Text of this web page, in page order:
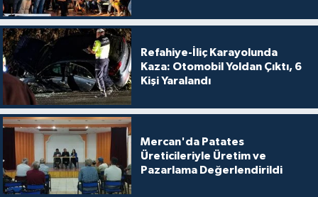
Refahiye-İliç Karayolunda
Kaza: Otomobil Yoldan Çıktı, 6
Kişi Yaralandı
Mercan'da Patates
Üreticileriyle Üretim ve
Pazarlama Değerlendirildi